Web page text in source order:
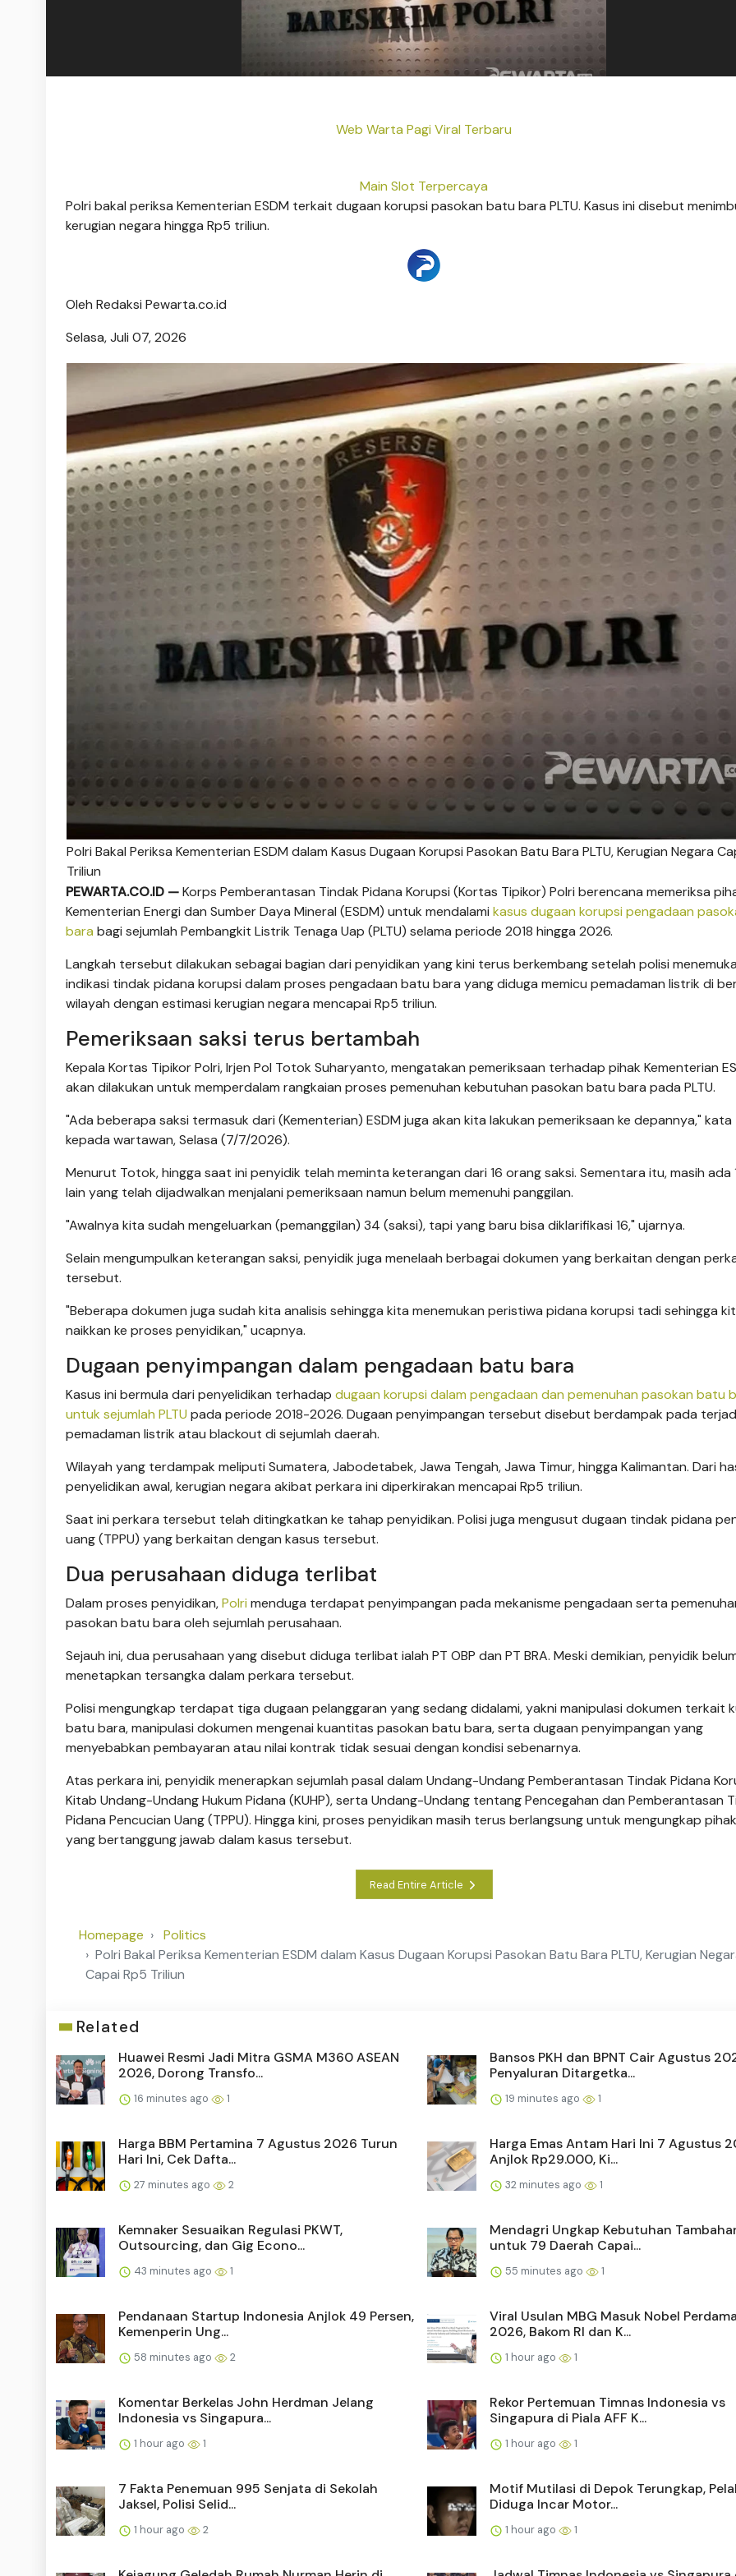
Web Warta Pagi Viral Terbaru
Main Slot Terpercaya
Polri bakal periksa Kementerian ESDM terkait dugaan korupsi pasokan batu bara PLTU. Kasus ini disebut
kerugian negara hingga Rp5 triliun.
Oleh Redaksi Pewarta.co.id
Selasa, Juli 07, 2026
Polri Bakal Periksa Kementerian ESDM dalam Kasus Dugaan Korupsi Pasokan Batu Bara PLTU, Kerugian Negara
Triliun
PEWARTA.CO.ID —Korps Pemberantasan Tindak Pidana Korupsi (Kortas Tipikor) Polri berencana memeriksa
Kementerian Energi dan Sumber Daya Mineral (ESDM) untuk mendalami kasus dugaan korupsi pengadaan
bara bagi sejumlah Pembangkit Listrik Tenaga Uap (PLTU) selama periode 2018 hingga 2026.
Langkah tersebut dilakukan sebagai bagian dari penyidikan yang kini terus berkembang setelah polisi
indikasi tindak pidana korupsi dalam proses pengadaan batu bara yang diduga memicu pemadaman listrik di
wilayah dengan estimasi kerugian negara mencapai Rp5 triliun.
Pemeriksaan saksi terus bertambah
Kepala Kortas Tipikor Polri, Irjen Pol Totok Suharyanto, mengatakan pemeriksaan terhadap pihak Kementerian
akan dilakukan untuk memperdalam rangkaian proses pemenuhan kebutuhan pasokan batu bara pada PLTU.
"Ada beberapa saksi termasuk dari (Kementerian) ESDM juga akan kita lakukan pemeriksaan ke depannya,"
kepada wartawan, Selasa (7/7/2026).
Menurut Totok, hingga saat ini penyidik telah meminta keterangan dari 16 orang saksi. Sementara itu, masih ada
lain yang telah dijadwalkan menjalani pemeriksaan namun belum memenuhi panggilan.
"Awalnya kita sudah mengeluarkan (pemanggilan) 34 (saksi), tapi yang baru bisa diklarifikasi 16," ujarnya.
Selain mengumpulkan keterangan saksi, penyidik juga menelaah berbagai dokumen yang berkaitan dengan
tersebut.
"Beberapa dokumen juga sudah kita analisis sehingga kita menemukan peristiwa pidana korupsi tadi sehingga
naikkan ke proses penyidikan," ucapnya.
Dugaan penyimpangan dalam pengadaan batu bara
Kasus ini bermula dari penyelidikan terhadap dugaan korupsi dalam pengadaan dan pemenuhan pasokan batu
untuk sejumlah PLTU pada periode 2018-2026. Dugaan penyimpangan tersebut disebut berdampak pada
pemadaman listrik atau blackout di sejumlah daerah.
Wilayah yang terdampak meliputi Sumatera, Jabodetabek, Jawa Tengah, Jawa Timur, hingga Kalimantan. Dari
penyelidikan awal, kerugian negara akibat perkara ini diperkirakan mencapai Rp5 triliun.
Saat ini perkara tersebut telah ditingkatkan ke tahap penyidikan. Polisi juga mengusut dugaan tindak pidana
uang (TPPU) yang berkaitan dengan kasus tersebut.
Dua perusahaan diduga terlibat
Dalam proses penyidikan,Polri menduga terdapat penyimpangan pada mekanisme pengadaan serta
pasokan batu bara oleh sejumlah perusahaan.
Sejauh ini, dua perusahaan yang disebut diduga terlibat ialah PT OBP dan PT BRA. Meski demikian, penyidik
menetapkan tersangka dalam perkara tersebut.
Polisi mengungkap terdapat tiga dugaan pelanggaran yang sedang didalami, yakni manipulasi dokumen terkait
batu bara, manipulasi dokumen mengenai kuantitas pasokan batu bara, serta dugaan penyimpangan yang
menyebabkan pembayaran atau nilai kontrak tidak sesuai dengan kondisi sebenarnya.
Atas perkara ini, penyidik menerapkan sejumlah pasal dalam Undang-Undang Pemberantasan Tindak Pidana
Kitab Undang-Undang Hukum Pidana (KUHP), serta Undang-Undang tentang Pencegahan dan Pemberantasan
Pidana Pencucian Uang (TPPU). Hingga kini, proses penyidikan masih terus berlangsung untuk mengungkap
yang bertanggung jawab dalam kasus tersebut.
Read Entire Article
Homepage
Politics
Polri Bakal Periksa Kementerian ESDM dalam Kasus Dugaan Korupsi Pasokan Batu Bara PLTU, Kerugian
Capai Rp5 Triliun
Related
Huawei Resmi Jadi Mitra GSMA M360 ASEAN
2026, Dorong Transfo...
16 minutes ago 1
Bansos PKH dan BPNT Cair Agustus
Penyaluran Ditargetka...
19 minutes ago 1
Harga BBM Pertamina 7 Agustus 2026 Turun
Hari Ini, Cek Dafta...
27 minutes ago 2
Harga Emas Antam Hari Ini 7 Agustus
Anjlok Rp29.000, Ki...
32 minutes ago 1
Kemnaker Sesuaikan Regulasi PKWT,
Outsourcing, dan Gig Econo...
43 minutes ago 1
Mendagri Ungkap Kebutuhan
untuk 79 Daerah Capai...
55 minutes ago 1
Pendanaan Startup Indonesia Anjlok 49 Persen,
Kemenperin Ung...
58 minutes ago 2
Viral Usulan MBG Masuk Nobel
2026, Bakom RI dan K...
1 hour ago 1
Komentar Berkelas John Herdman Jelang
Indonesia vs Singapura...
1 hour ago 1
Rekor Pertemuan Timnas Indonesia vs
Singapura di Piala AFF K...
1 hour ago 1
7 Fakta Penemuan 995 Senjata di Sekolah
Jaksel, Polisi Selid...
1 hour ago 2
Motif Mutilasi di Depok Terungkap,
Diduga Incar Motor...
1 hour ago 1